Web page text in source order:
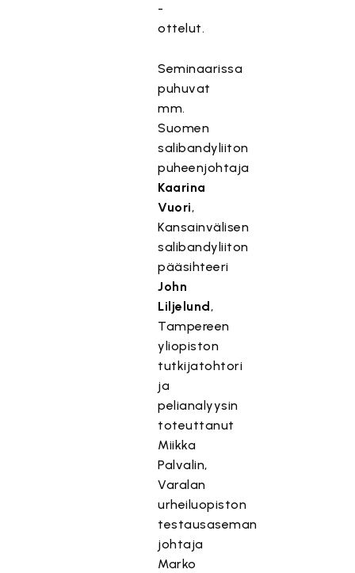
-
ottelut.
Seminaarissa
puhuvat
mm.
Suomen
salibandyliiton
puheenjohtaja
Kaarina
Vuori,
Kansainvälisen
salibandyliiton
pääsihteeri
John
Liljelund,
Tampereen
yliopiston
tutkijatohtori
ja
pelianalyysin
toteuttanut
Miikka
Palvalin,
Varalan
urheiluopiston
testausaseman
johtaja
Marko